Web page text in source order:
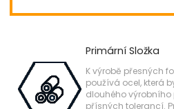
Primární Složka
K výrobě přesných
používá ocel, která
dlouhého
přísných tolerancí.